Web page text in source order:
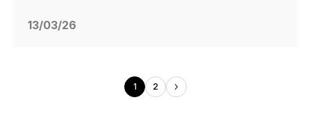
13/03/26
1 2